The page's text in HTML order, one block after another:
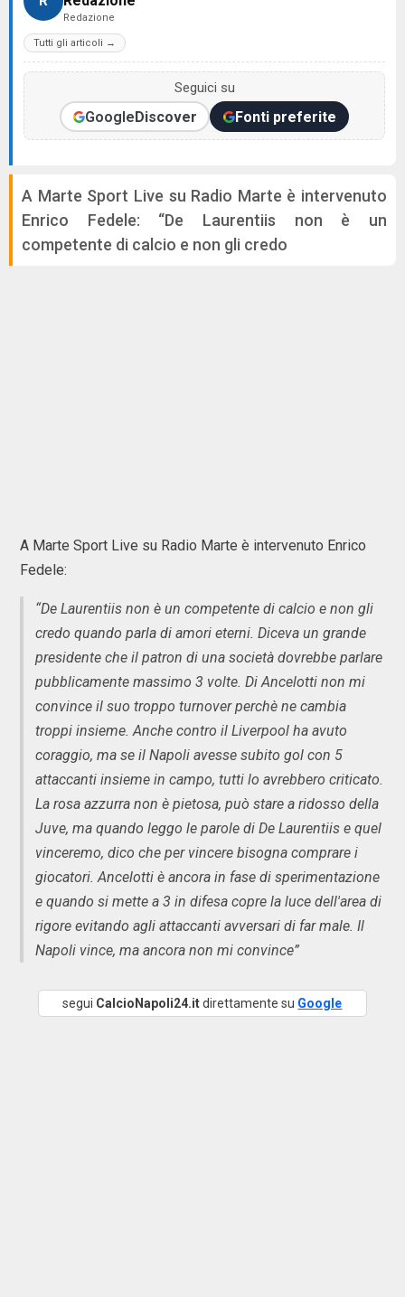
Redazione
Tutti gli articoli →
Seguici su
GoogleDiscover Fonti preferite
A Marte Sport Live su Radio Marte è intervenuto
Enrico Fedele: “De Laurentiis non è un
competente di calcio e non gli credo
A Marte Sport Live su Radio Marte è intervenuto Enrico
Fedele:
“De Laurentiis non è un competente di calcio e non gli
credo quando parla di amori eterni. Diceva un grande
presidente che il patron di una società dovrebbe parlare
pubblicamente massimo 3 volte. Di Ancelotti non mi
convince il suo troppo turnover perchè ne cambia
troppi insieme. Anche contro il Liverpool ha avuto
coraggio, ma se il Napoli avesse subito gol con 5
attaccanti insieme in campo, tutti lo avrebbero criticato.
La rosa azzurra non è pietosa, può stare a ridosso della
Juve, ma quando leggo le parole di De Laurentiis e quel
vinceremo, dico che per vincere bisogna comprare i
giocatori. Ancelotti è ancora in fase di sperimentazione
e quando si mette a 3 in difesa copre la luce dell'area di
rigore evitando agli attaccanti avversari di far male. Il
Napoli vince, ma ancora non mi convince”
segui CalcioNapoli24.itdirettamente su Google